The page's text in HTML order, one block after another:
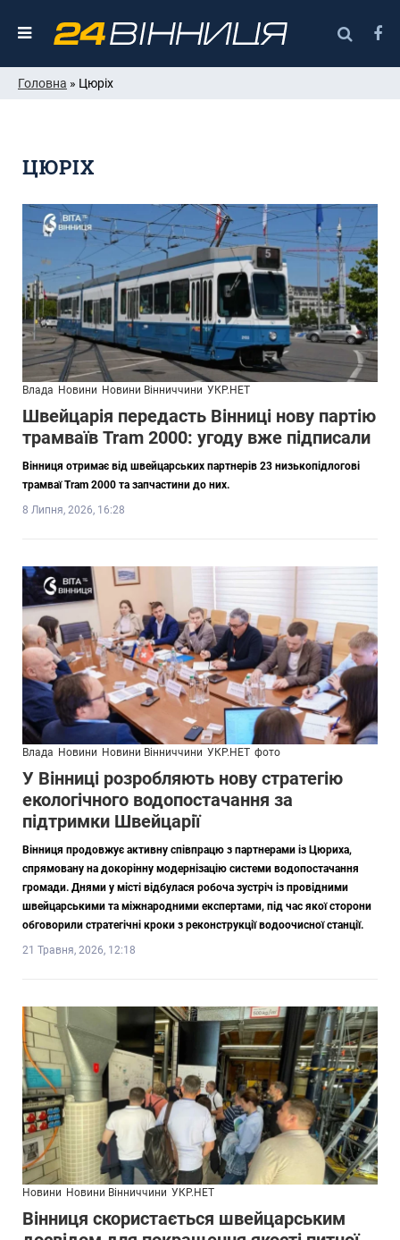
Головна » Цюріх
ЦЮРІХ
Влада Новини Новини Вінниччини УКР.НЕТ
Швейцарія передасть Вінниці нову партію
трамваїв Tram 2000: угоду вже підписали
Вінниця отримає від швейцарських партнерів 23 низькопідлогові
трамваї Tram 2000 та запчастини до них.
8 Липня, 2026, 16:28
Влада Новини Новини Вінниччини УКР.НЕТ фото
У Вінниці розробляють нову стратегію
екологічного водопостачання за
підтримки Швейцарії
Вінниця продовжує активну співпрацю з партнерами із Цюриха,
спрямовану на докорінну модернізацію системи водопостачання
громади. Днями у місті відбулася робоча зустріч із провідними
швейцарськими та міжнародними експертами, під час якої сторони
обговорили стратегічні кроки з реконструкції водоочисної станції.
21 Травня, 2026, 12:18
Новини Новини Вінниччини УКР.НЕТ
Вінниця скористається швейцарським